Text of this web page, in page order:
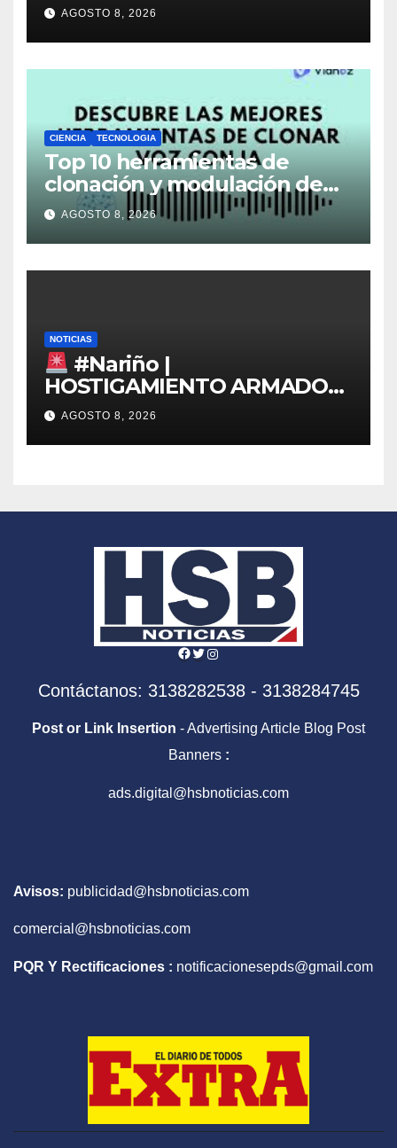
ALERTA POR EL FUTURO DEL
TRANSPORTE
AGOSTO 8, 2026
CIENCIA TECNOLOGIA
Top 10 herramientas de
clonación y modulación de
voz que están
revolucionando la creación
de contenido en 2026
AGOSTO 8, 2026
NOTICIAS
#Nariño |
HOSTIGAMIENTO ARMADO
EN SAN JOSÉ DE ALBÁN
AGOSTO 8, 2026
Facebook
Twitter
Instagram
Contáctanos: 3138282538 - 3138284745
Post or Link Insertion - Advertising Article Blog Post
Banners :
ads.digital@hsbnoticias.com
Avisos: publicidad@hsbnoticias.com
comercial@hsbnoticias.com
PQR Y Rectificaciones : notificacionesepds@gmail.com